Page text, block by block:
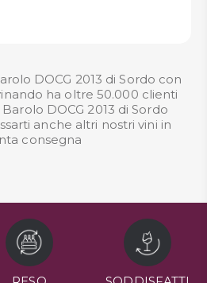
DOCG 2013 di Sordo con
ha oltre 50.000 clienti
DOCG 2013 di Sordo
anche altri nostrivini in
consegna